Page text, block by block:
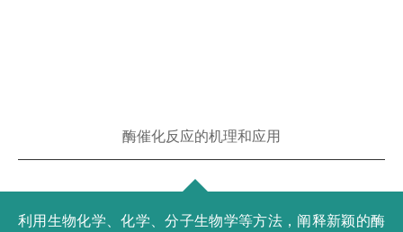
酶催化反应的机理和应用
利用生物化学、化学、分子生物学等方法，阐释新颖的酶